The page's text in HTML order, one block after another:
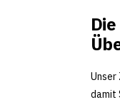
Unser
damit